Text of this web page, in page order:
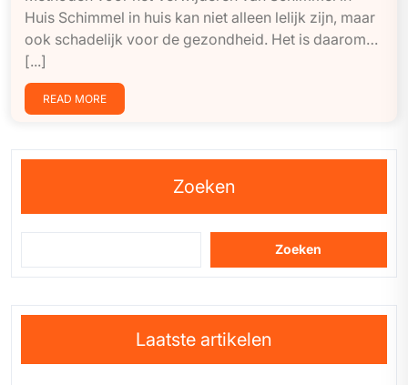
Huis Schimmel in huis kan niet alleen lelijk zijn, maar
ook schadelijk voor de gezondheid. Het is daarom…
[...]
READ MORE
Zoeken
Zoeken
Laatste artikelen